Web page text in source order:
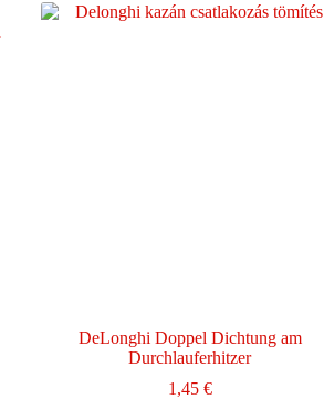
DeLonghi Doppel Dichtung am
Durchlauferhitzer
1,45 €